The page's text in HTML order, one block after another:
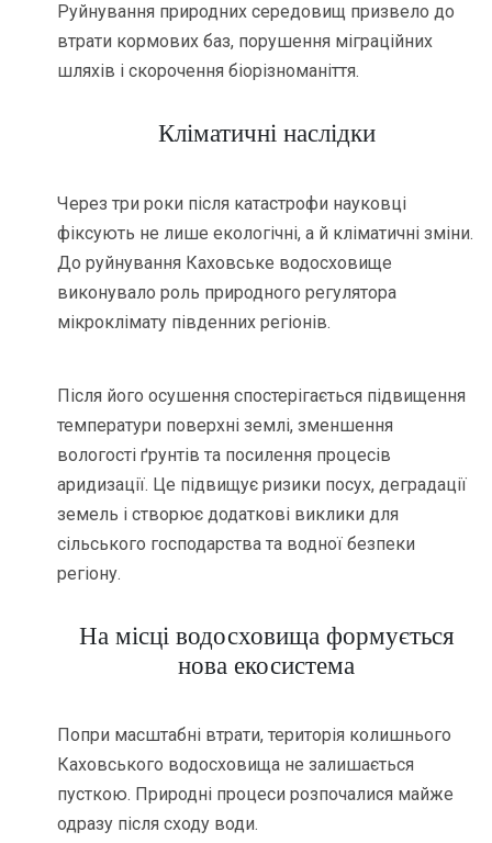
Руйнування природних середовищ призвело до
втрати кормових баз, порушення міграційних
шляхів і скорочення біорізноманіття.
Кліматичні наслідки
Через три роки після катастрофи науковці
фіксують не лише екологічні, а й кліматичні зміни.
До руйнування Каховське водосховище
виконувало роль природного регулятора
мікроклімату південних регіонів.
Після його осушення спостерігається підвищення
температури поверхні землі, зменшення
вологості ґрунтів та посилення процесів
аридизації. Це підвищує ризики посух, деградації
земель і створює додаткові виклики для
сільського господарства та водної безпеки
регіону.
На місці водосховища формується
нова екосистема
Попри масштабні втрати, територія колишнього
Каховського водосховища не залишається
пусткою. Природні процеси розпочалися майже
одразу після сходу води.